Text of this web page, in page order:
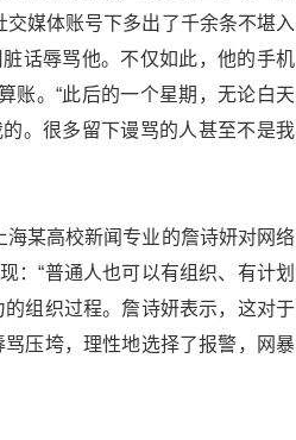
交媒体账号下多出了千余条不堪入
话辱骂他。不仅如此，他的手机
账。“此后的一个星期，无论白天
。很多留下谩骂的人甚至不是我
海某高校新闻专业的詹诗妍对网络
：“普通人也可以有组织、有计划
组织过程。詹诗妍表示，这对于
压垮，理性地选择了报警，网暴